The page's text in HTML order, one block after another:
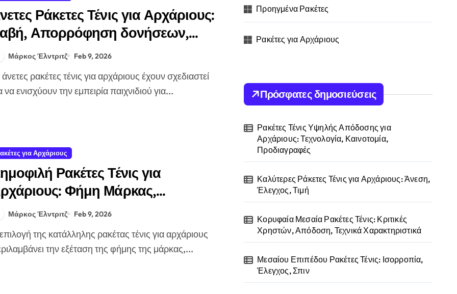
Ράκετες Τένις για Αρχάριους:
Απορρόφηση δονήσεων,
Αίσθηση
Μάρκος Έλντριτζ Feb 9, 2026
να ενισχύουν την εμπειρία παιχνιδιού για...
για Αρχάριους
Ρακέτες Τένις για
Φήμη Μάρκας,
Αισθητική, Ανατροφοδότηση
Μάρκος Έλντριτζ Feb 9, 2026
την εξέταση της φήμης της μάρκας,...
Προηγμένα Ρακέτες
Ρακέτες για Αρχάριους
Πρόσφατες δημοσιεύσεις
Ρακέτες Τένις Υψηλής Απόδοσης για
Αρχάριους: Τεχνολογία, Καινοτομία,
Προδιαγραφές
Καλύτερες Ράκετες Τένις για Αρχάριους: Άνεση,
Έλεγχος, Τιμή
Κορυφαία Μεσαία Ρακέτες Τένις: Κριτικές
Χρηστών, Απόδοση, Τεχνικά Χαρακτηριστικά
Μεσαίου Επιπέδου Ρακέτες Τένις: Ισορροπία,
Έλεγχος, Σπιν